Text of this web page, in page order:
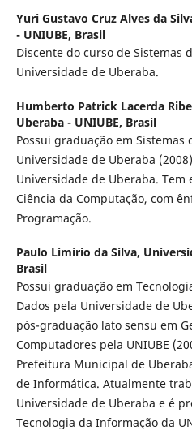
Yuri Gustavo Cruz Alves da
- UNIUBE, Brasil
Discente do curso de Sistemas
Universidade de Uberaba.
Humberto Patrick Lacerda
Uberaba - UNIUBE, Brasil
Possui graduação em Sistemas
Universidade de Uberaba
Universidade de Uberaba. Tem
Ciência da Computação, com
Programação.
Paulo Limírio da Silva,
Brasil
Possui graduação em
Dados pela Universidade de
pós-graduação lato sensu em
Computadores pela UNIUBE
Prefeitura Municipal de
de Informática. Atualmente
Universidade de Uberaba e é
Tecnologia da Informação da